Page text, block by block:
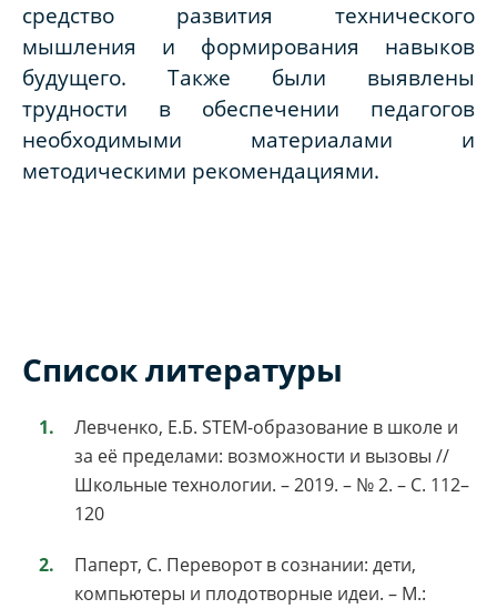
средство развития технического
мышления и формирования навыков
будущего. Также были выявлены
трудности в обеспечении педагогов
необходимыми материалами и
методическими рекомендациями.
Список литературы
Левченко, Е.Б. STEM-образование в школе и
за её пределами: возможности и вызовы //
Школьные технологии. – 2019. – № 2. – С. 112–
120
Паперт, С. Переворот в сознании: дети,
компьютеры и плодотворные идеи. – М.: